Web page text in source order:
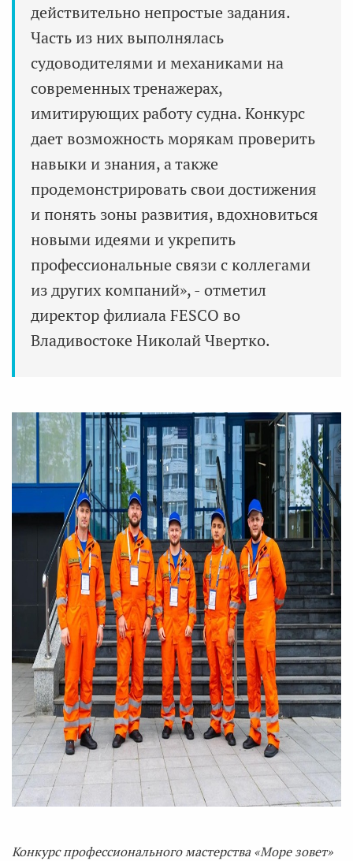
действительно непростые задания.
Часть из них выполнялась
судоводителями и механиками на
современных тренажерах,
имитирующих работу судна. Конкурс
дает возможность морякам проверить
навыки и знания, а также
продемонстрировать свои достижения
и понять зоны развития, вдохновиться
новыми идеями и укрепить
профессиональные связи с коллегами
из других компаний», - отметил
директор филиала FESCO во
Владивостоке Николай Чвертко.
Конкурс профессионального мастерства «Море зовет»